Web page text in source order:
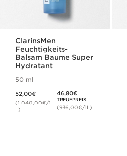
ClarinsMen
Feuchtigkeits-
Balsam Baume Super
Hydratant
50 ml
52,00€
(1.040,00€/1
L)
Mitgliederpreis 46,80€
46,80€
TREUEPREIS
(936,00€/1L)